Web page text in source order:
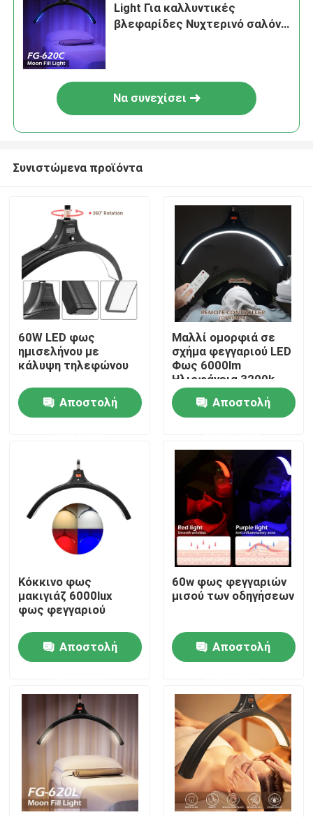
Σπίτι
Βίντεο
Σχετικά με εμάς
Επισκεψή εργοστασίου
Έλεγχος ποιότητας
Ειδήσεις
Υποθέσεις
Τηλεοπτικά φω'τα στούντιο οδηγήσεων
Light Για καλλυντικές
βλεφαρίδες Νυχτερινό σαλόνι
Να συνεχίσει
Συνιστώμενα προϊόντα
60W LED φως
ημισελήνου με
κάλυψη τηλεφώνου
Αποστολή
Μαλλί ομορφιά σε
σχήμα φεγγαριού LED
Φως 6000lm
Ηλιοφάνεια 3200k
6500k
Αποστολή
Κόκκινο φως
μακιγιάζ 6000lux
φως φεγγαριού
Αποστολή
60w φως φεγγαριών
μισού των οδηγήσεων
Αποστολή